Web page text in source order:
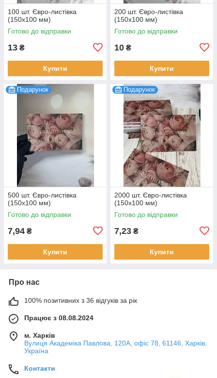
100 шт. Євро-листівка
(150х100 мм)
Готово до відправки
13 ₴
Купити
200 шт. Євро-листівка
(150х100 мм)
Готово до відправки
10 ₴
Купити
Подарунок
500 шт. Євро-листівка
(150х100 мм)
Готово до відправки
7,94 ₴
Купити
Подарунок
2000 шт. Євро-листівка
(150х100 мм)
Готово до відправки
7,23 ₴
Купити
Про нас
100% позитивних з 36 відгуків за рік
Працює з 08.08.2024
м. Харків
Вулиця Академіка Павлова, 120А, офіс 78, 61146, Харків,
Україна
Контакти